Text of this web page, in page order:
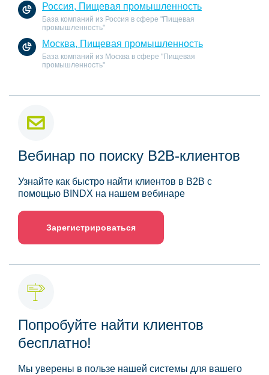
Россия, Пищевая промышленность
База компаний из Россия в сфере "Пищевая
промышленность"
Москва, Пищевая промышленность
База компаний из Москва в сфере "Пищевая
промышленность"
Вебинар по поиску B2B-клиентов
Узнайте как быстро найти клиентов в B2B с
помощью BINDX на нашем вебинаре
Зарегистрироваться
Попробуйте найти клиентов
бесплатно!
Мы уверены в пользе нашей системы для вашего